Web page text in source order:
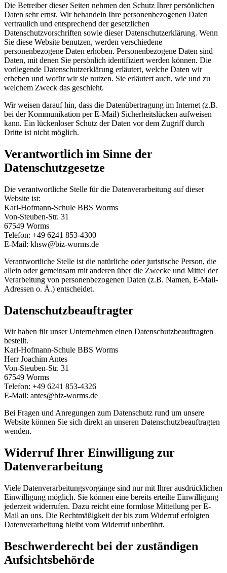
Die Betreiber dieser Seiten nehmen den Schutz Ihrer persönlichen
Daten sehr ernst. Wir behandeln Ihre personenbezogenen Daten
vertraulich und entsprechend der gesetzlichen
Datenschutzvorschriften sowie dieser Datenschutzerklärung. Wenn
Sie diese Website benutzen, werden verschiedene
personenbezogene Daten erhoben. Personenbezogene Daten sind
Daten, mit denen Sie persönlich identifiziert werden können. Die
vorliegende Datenschutzerklärung erläutert, welche Daten wir
erheben und wofür wir sie nutzen. Sie erläutert auch, wie und zu
welchem Zweck das geschieht.
Wir weisen darauf hin, dass die Datenübertragung im Internet (z.B.
bei der Kommunikation per E-Mail) Sicherheitslücken aufweisen
kann. Ein lückenloser Schutz der Daten vor dem Zugriff durch
Dritte ist nicht möglich.
Verantwortlich im Sinne der
Datenschutzgesetze
Die verantwortliche Stelle für die Datenverarbeitung auf dieser
Website ist:
Karl-Hofmann-Schule BBS Worms
Von-Steuben-Str. 31
67549 Worms
Telefon: +49 6241 853-4300
E-Mail: khsw@biz-worms.de
Verantwortliche Stelle ist die natürliche oder juristische Person, die
allein oder gemeinsam mit anderen über die Zwecke und Mittel der
Verarbeitung von personenbezogenen Daten (z.B. Namen, E-Mail-
Adressen o. Ä.) entscheidet.
Datenschutzbeauftragter
Wir haben für unser Unternehmen einen Datenschutzbeauftragten
bestellt.
Karl-Hofmann-Schule BBS Worms
Herr Joachim Antes
Von-Steuben-Str. 31
67549 Worms
Telefon: +49 6241 853-4326
E-Mail: antes@biz-worms.de
Bei Fragen und Anregungen zum Datenschutz rund um unsere
Website können Sie sich direkt an unseren Datenschutzbeauftragten
wenden.
Widerruf Ihrer Einwilligung zur
Datenverarbeitung
Viele Datenverarbeitungsvorgänge sind nur mit Ihrer ausdrücklichen
Einwilligung möglich. Sie können eine bereits erteilte Einwilligung
jederzeit widerrufen. Dazu reicht eine formlose Mitteilung per E-
Mail an uns. Die Rechtmäßigkeit der bis zum Widerruf erfolgten
Datenverarbeitung bleibt vom Widerruf unberührt.
Beschwerderecht bei der zuständigen
Aufsichtsbehörde